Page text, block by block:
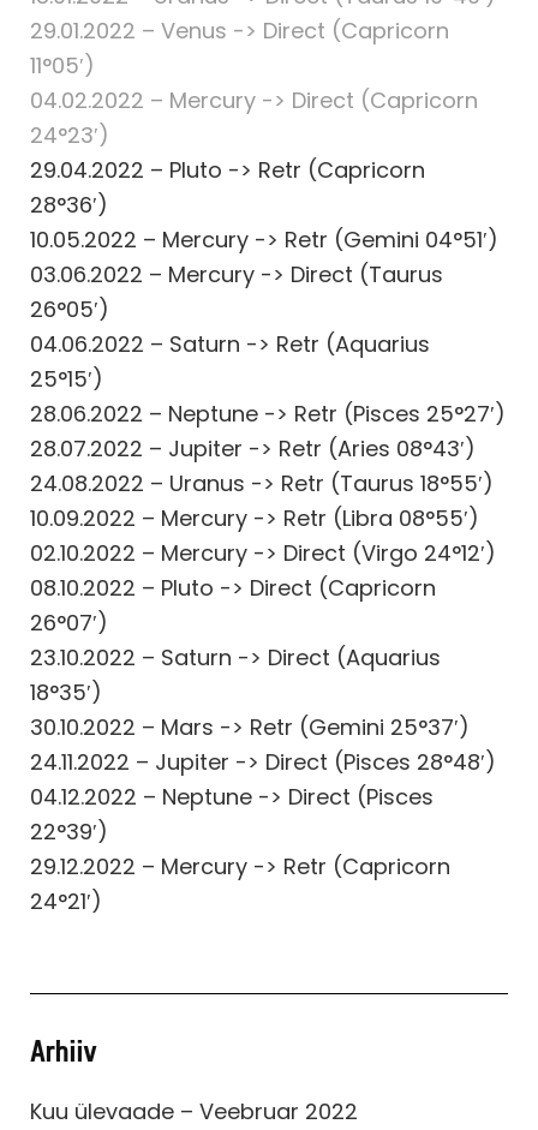
29.01.2022 – Venus -> Direct (Capricorn
11°05′)
04.02.2022 – Mercury -> Direct (Capricorn
24°23′)
29.04.2022 – Pluto -> Retr (Capricorn
28°36′)
10.05.2022 – Mercury -> Retr (Gemini 04°51′)
03.06.2022 – Mercury -> Direct (Taurus
26°05′)
04.06.2022 – Saturn -> Retr (Aquarius
25°15′)
28.06.2022 – Neptune -> Retr (Pisces 25°27′)
28.07.2022 – Jupiter -> Retr (Aries 08°43′)
24.08.2022 – Uranus -> Retr (Taurus 18°55′)
10.09.2022 – Mercury -> Retr (Libra 08°55′)
02.10.2022 – Mercury -> Direct (Virgo 24°12′)
08.10.2022 – Pluto -> Direct (Capricorn
26°07′)
23.10.2022 – Saturn -> Direct (Aquarius
18°35′)
30.10.2022 – Mars -> Retr (Gemini 25°37′)
24.11.2022 – Jupiter -> Direct (Pisces 28°48′)
04.12.2022 – Neptune -> Direct (Pisces
22°39′)
29.12.2022 – Mercury -> Retr (Capricorn
24°21′)
Arhiiv
Kuu ülevaade – Veebruar 2022